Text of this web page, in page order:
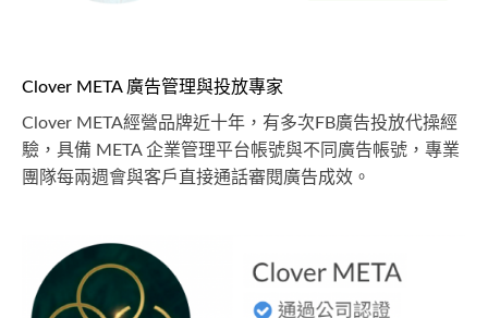
Clover META 廣告管理與投放專家
Clover META經營品牌近十年，有多次FB廣告投放代操經
驗，具備 META 企業管理平台帳號與不同廣告帳號，專業
團隊每兩週會與客戶直接通話審閱廣告成效。